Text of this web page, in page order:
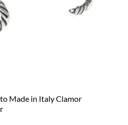
Made in Italy Clamor